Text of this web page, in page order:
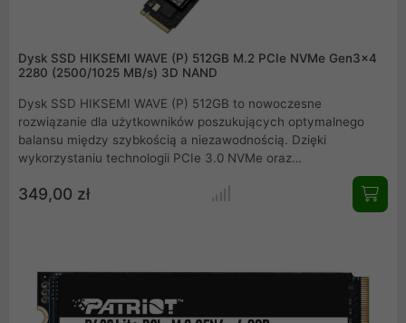
Dysk SSD HIKSEMI WAVE (P) 512GB M.2 PCIe NVMe Gen3x4
2280 (2500/1025 MB/s) 3D NAND
Dysk SSD HIKSEMI WAVE (P) 512GB to nowoczesne
rozwiązanie dla użytkowników poszukujących optymalnego
balansu między szybkością a niezawodnością. Dzięki
wykorzystaniu technologii PCIe 3.0 NVMe oraz
przyspiesza start systemu, ładowanie gier oraz transfer dużych
plików. Kompaktowy format M.2 2280 sprawia, że komponent
349,00 zł